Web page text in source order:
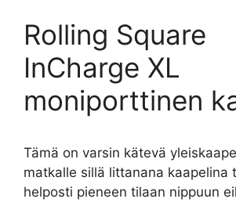
Rolling Square
InCharge XL
moniporttinen
Tämä on varsin kätevä
matkalle sillä littanana kaapelina
helposti pieneen tilaan nippuun